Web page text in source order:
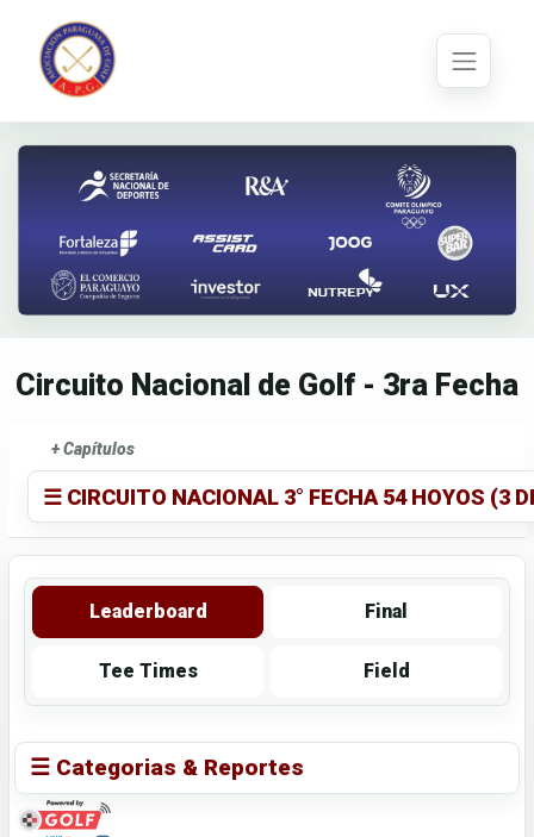
Circuito Nacional de Golf - 3ra Fecha
+ Capítulos
☰ CIRCUITO NACIONAL 3° FECHA 54 HOYOS (3
Leaderboard Final
Tee Times Field
☰ Categorias & Reportes